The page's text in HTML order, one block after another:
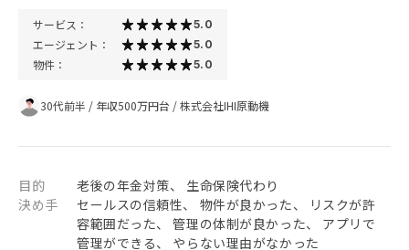
サービス： 5.0
エージェント： 5.0
物件： 5.0
30代前半 / 年収500万円台 /株式会社IHI原動機
目的
老後の年金対策、 生命保険代わり
決め手
セールスの信頼性、 物件が良かった、 リスクが許
容範囲だった、 管理の体制が良かった、 アプリで
管理ができる、 やらない理由がなかった